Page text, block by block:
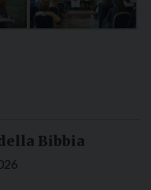
Bibbia